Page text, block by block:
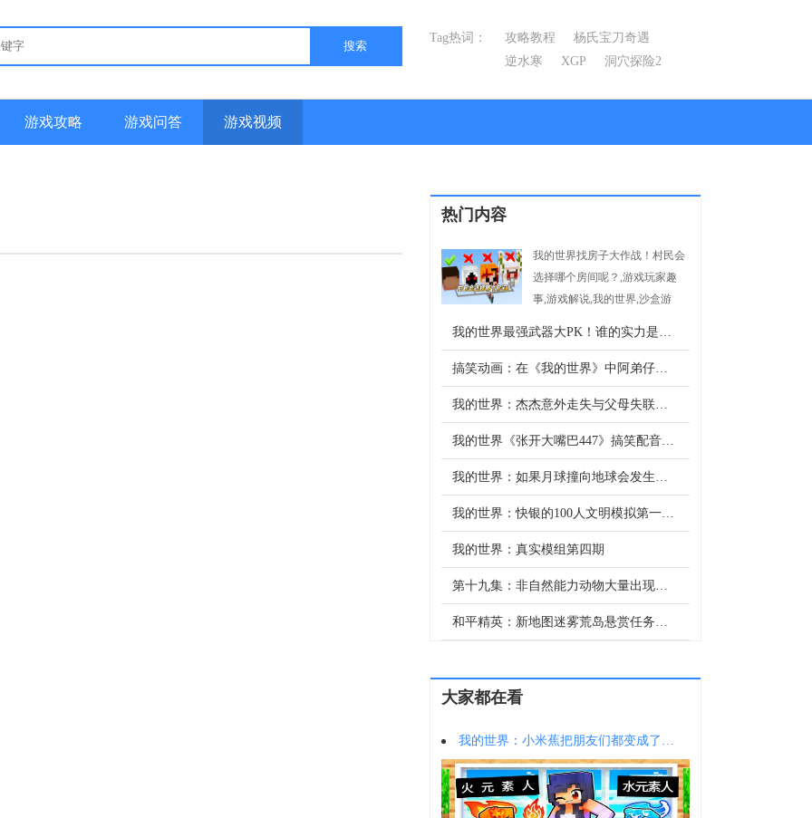
搜索
Tag热词： 攻略教程
杨氏宝刀奇遇
逆水寒
XGP
洞穴探险2
游戏攻略 游戏问答 游戏视频
热门内容
我的世界找房子大作战！村民会
选择哪个房间呢？,游戏玩家趣
事,游戏解说,我的世界,沙盒游
我的世界最强武器大PK！谁的实力是最强的？
搞笑动画：在《我的世界》中阿弟仔的游戏日常，来跟着他一步步升级吧！
我的世界：杰杰意外走失与父母失联，万幸的是铁傀儡拯救并收养了杰杰
我的世界《张开大嘴巴447》搞笑配音：让我们一起张开大嘴巴！
我的世界：如果月球撞向地球会发生什么，地球会毁灭吗？
我的世界：快银的100人文明模拟第一季，眼睛和弑星者初登场
我的世界：真实模组第四期
第十九集：非自然能力动物大量出现，男人担心这些能力有着强大的存在会威胁到男人。
和平精英：新地图迷雾荒岛悬赏任务，雾天这么难玩，还能不能挑战300万赚呢？
大家都在看
我的世界：小米蕉把朋友们都变成了元素人！这也太酷了吧！